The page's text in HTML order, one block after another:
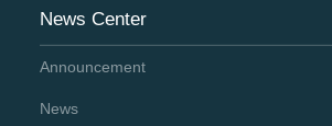
News Center
Announcement
News